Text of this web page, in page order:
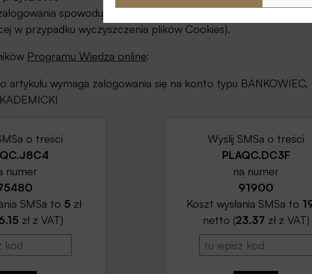
spowoduje przyznanie uprawnień dostępu do
w przypadku wyczyszczenia plików Cookies).
Programu Wiedza online:
artykułu wymaga zalogowania się na konto typu BANKOWIEC,
o treści
numer
SMSa to 5 zł
zł z VAT)
Wyślij SMSa o treści
PLAQC.DC3F
na numer
91900
Koszt wysłania SMSa to
netto (23.37 zł z VAT)